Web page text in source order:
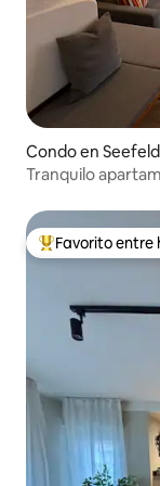
Condo en Seefeld
Tranquilo
Favorito entre
Favorito entre